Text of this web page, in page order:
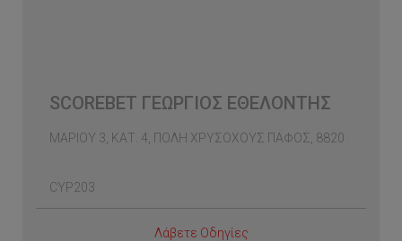
SCOREBET ΓΕΩΡΓΙΟΣ ΕΘΕΛΟΝΤΗΣ
ΜΑΡΙΟΥ 3, ΚΑΤ. 4, ΠΟΛΗ ΧΡΥΣΟΧΟΥΣ ΠΑΦΟΣ, 8820
CYP203
Λάβετε Οδηγίες